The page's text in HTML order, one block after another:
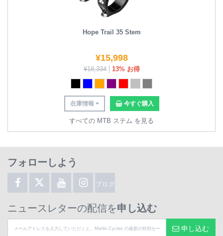
Hope Trail 35 Stem
¥15,998
¥18,334 13% お得
在庫情報 今すぐ購入
すべての MTB ステム を見る
フォローしよう
ブログ
ニュースレターの配信を申し込む
申し込む